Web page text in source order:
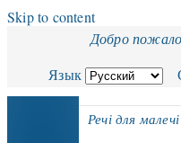
Skip to content
Добро
Язык
Речі для малечі